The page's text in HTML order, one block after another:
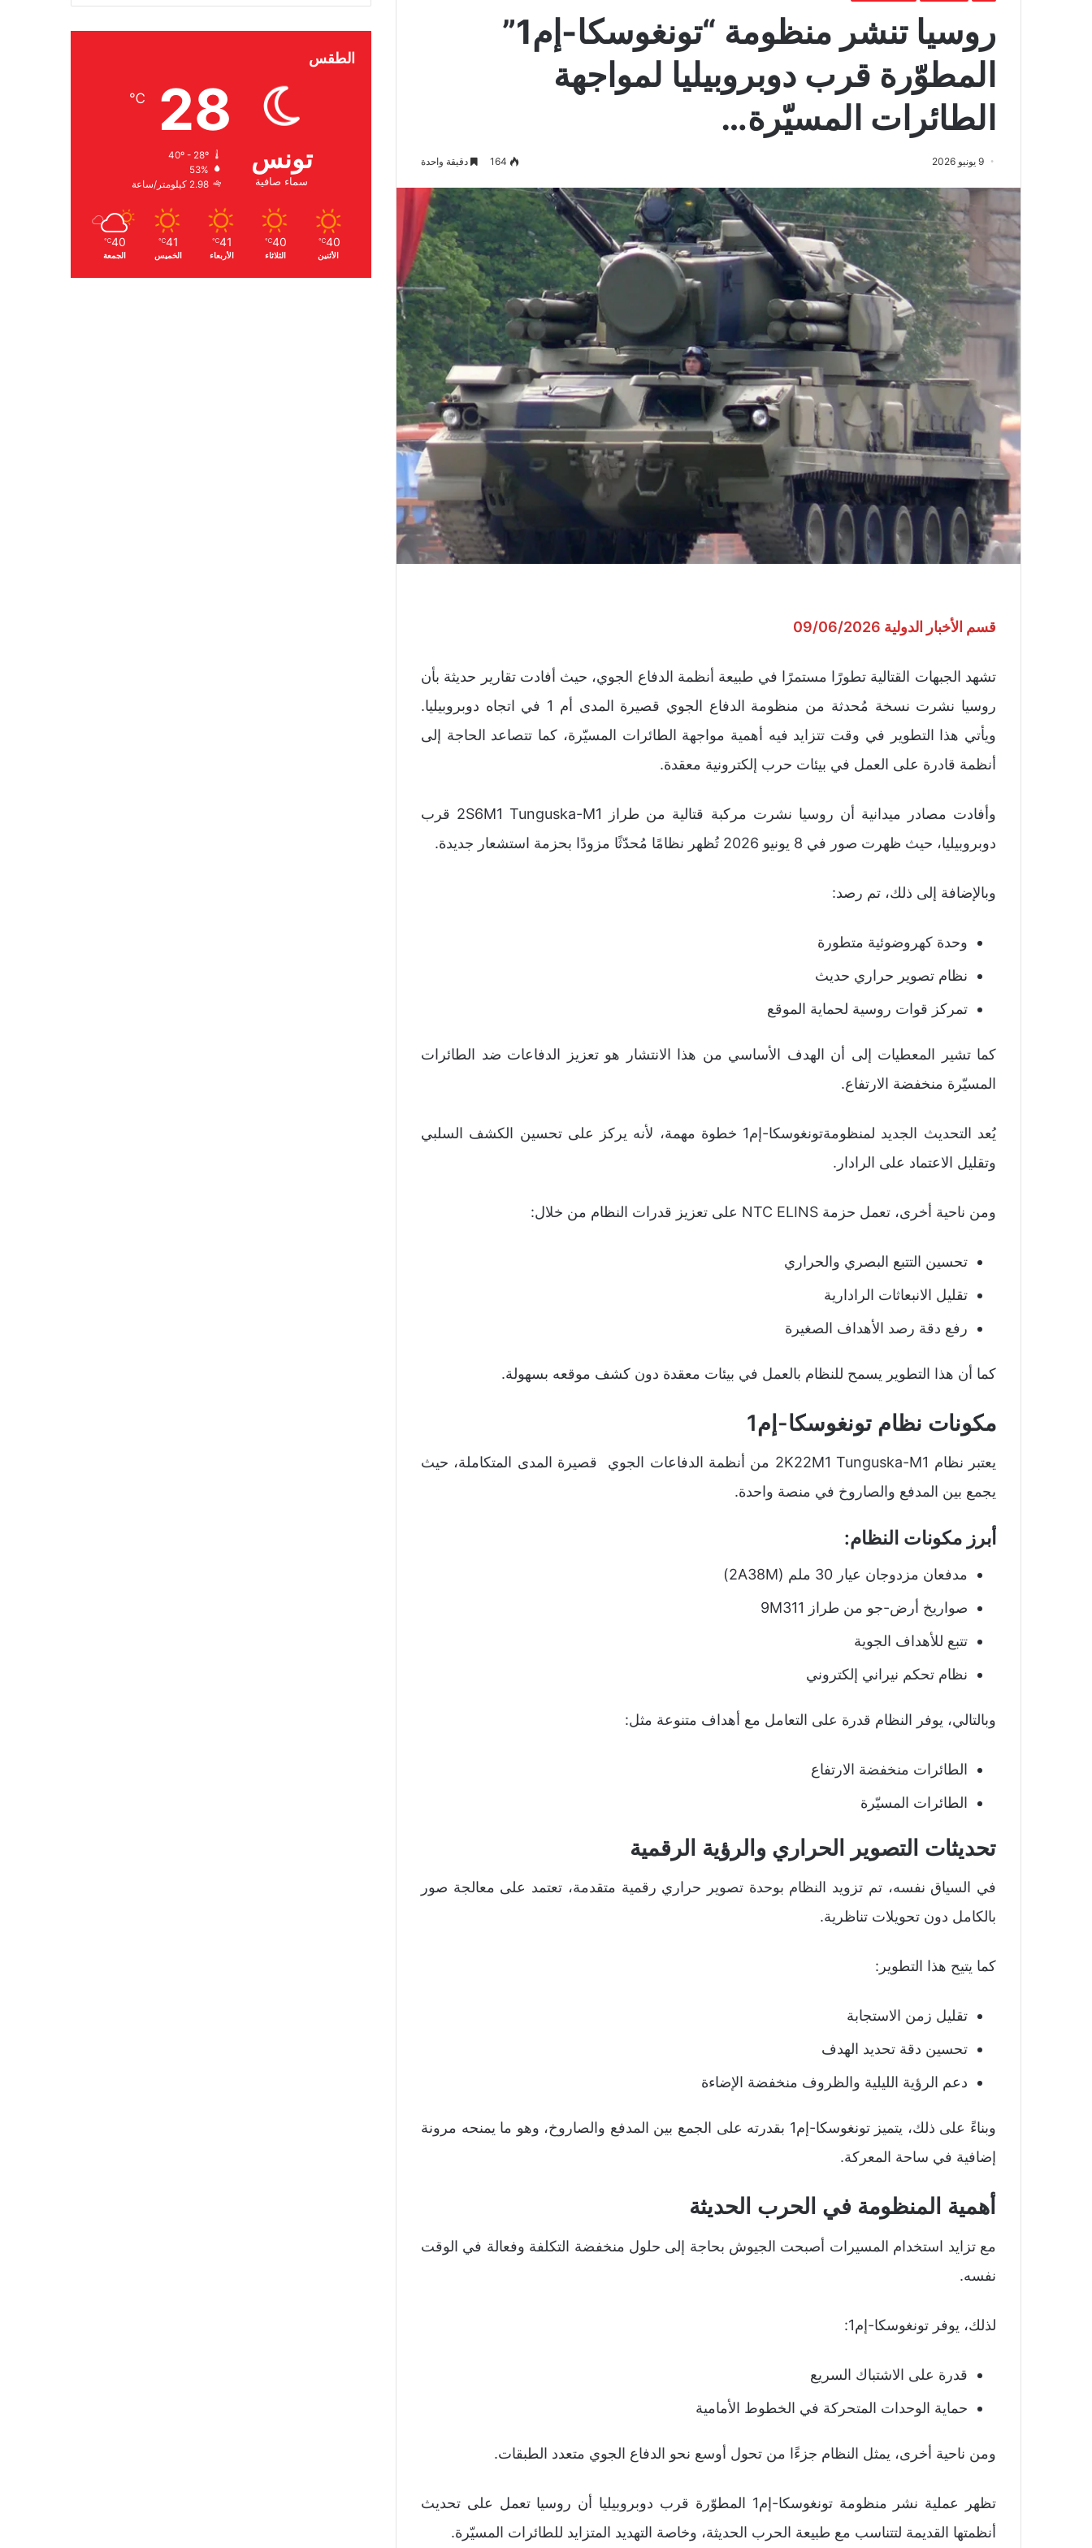
روسيا تنشر منظومة “تونغوسكا-إم1”
المطوّرة قرب دوبروبيليا لمواجهة
الطائرات المسيّرة…
9 يونيو 2026 164 دقيقة واحدة
قسم الأخبار الدولية 09/06/2026
تشهد الجبهات القتالية تطورًا مستمرًا في طبيعة أنظمة الدفاع الجوي، حيث أفادت تقارير حديثة بأن
روسيا نشرت نسخة مُحدثة من منظومة الدفاع الجوي قصيرة المدى أم 1 في اتجاه دوبروبيليا.
ويأتي هذا التطوير في وقت تتزايد فيه أهمية مواجهة الطائرات المسيّرة، كما تتصاعد الحاجة إلى
أنظمة قادرة على العمل في بيئات حرب إلكترونية معقدة.
وأفادت مصادر ميدانية أن روسيا نشرت مركبة قتالية من طراز 2S6M1 Tunguska-M1 قرب
دوبروبيليا، حيث ظهرت صور في 8 يونيو 2026 تُظهر نظامًا مُحدّثًا مزودًا بحزمة استشعار جديدة.
وبالإضافة إلى ذلك، تم رصد:
وحدة كهروضوئية متطورة
نظام تصوير حراري حديث
تمركز قوات روسية لحماية الموقع
كما تشير المعطيات إلى أن الهدف الأساسي من هذا الانتشار هو تعزيز الدفاعات ضد الطائرات
المسيّرة منخفضة الارتفاع.
يُعد التحديث الجديد لمنظومةتونغوسكا-إم1 خطوة مهمة، لأنه يركز على تحسين الكشف السلبي
وتقليل الاعتماد على الرادار.
ومن ناحية أخرى، تعمل حزمة NTC ELINS على تعزيز قدرات النظام من خلال:
تحسين التتبع البصري والحراري
تقليل الانبعاثات الرادارية
رفع دقة رصد الأهداف الصغيرة
كما أن هذا التطوير يسمح للنظام بالعمل في بيئات معقدة دون كشف موقعه بسهولة.
مكونات نظام تونغوسكا-إم1
يعتبر نظام 2K22M1 Tunguska-M1 من أنظمة الدفاعات الجوي قصيرة المدى المتكاملة، حيث
يجمع بين المدفع والصاروخ في منصة واحدة.
أبرز مكونات النظام:
مدفعان مزدوجان عيار 30 ملم (2A38M)
صواريخ أرض-جو من طراز 9M311
تتبع للأهداف الجوية
نظام تحكم نيراني إلكتروني
وبالتالي، يوفر النظام قدرة على التعامل مع أهداف متنوعة مثل:
الطائرات منخفضة الارتفاع
الطائرات المسيّرة
تحديثات التصوير الحراري والرؤية الرقمية
في السياق نفسه، تم تزويد النظام بوحدة تصوير حراري رقمية متقدمة، تعتمد على معالجة صور
بالكامل دون تحويلات تناظرية.
كما يتيح هذا التطوير:
تقليل زمن الاستجابة
تحسين دقة تحديد الهدف
دعم الرؤية الليلية والظروف منخفضة الإضاءة
وبناءً على ذلك، يتميز تونغوسكا-إم1 بقدرته على الجمع بين المدفع والصاروخ، وهو ما يمنحه مرونة
إضافية في ساحة المعركة.
أهمية المنظومة في الحرب الحديثة
مع تزايد استخدام المسيرات أصبحت الجيوش بحاجة إلى حلول منخفضة التكلفة وفعالة في الوقت
نفسه.
لذلك، يوفر تونغوسكا-إم1:
قدرة على الاشتباك السريع
حماية الوحدات المتحركة في الخطوط الأمامية
ومن ناحية أخرى، يمثل النظام جزءًا من تحول أوسع نحو الدفاع الجوي متعدد الطبقات.
تظهر عملية نشر منظومة تونغوسكا-إم1 المطوّرة قرب دوبروبيليا أن روسيا تعمل على تحديث
أنظمتها القديمة لتتناسب مع طبيعة الحرب الحديثة، وخاصة التهديد المتزايد للطائرات المسيّرة.
الطقس
تونس
سماء صافية
28
℃
40º - 28º
53%
2.98 كيلومتر/ساعة
40
℃
الأثنين
40
℃
الثلاثاء
41
℃
الأربعاء
41
℃
الخميس
40
℃
الجمعة